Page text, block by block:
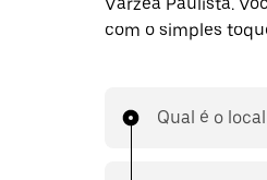
com o simples
Qual é o